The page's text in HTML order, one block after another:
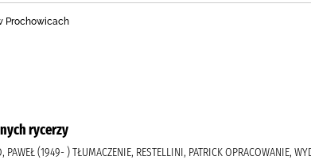
Prochowicach
rycerzy
(1949- ) TŁUMACZENIE, RESTELLINI, PATRICK OPRACOWANIE,